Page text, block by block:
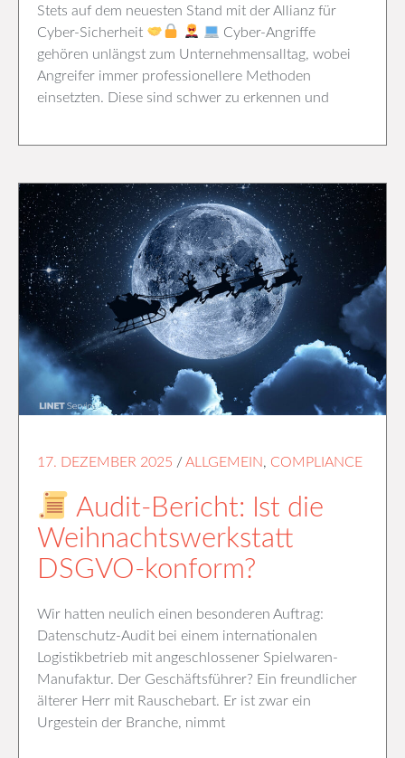
Stets auf dem neuesten Stand mit der Allianz für
Cyber-Sicherheit
Cyber-Angriffe
gehören unlängst zum Unternehmensalltag, wobei
Angreifer immer professionellere Methoden
einsetzten. Diese sind schwer zu erkennen und
17. DEZEMBER 2025 /ALLGEMEIN, COMPLIANCE
Audit-Bericht: Ist die
Weihnachtswerkstatt
DSGVO-konform?
Wir hatten neulich einen besonderen Auftrag:
Datenschutz-Audit bei einem internationalen
Logistikbetrieb mit angeschlossener Spielwaren-
Manufaktur. Der Geschäftsführer? Ein freundlicher
älterer Herr mit Rauschebart. Er ist zwar ein
Urgestein der Branche, nimmt